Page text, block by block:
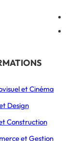
Éducation
et Cinéma
Design
Construction
et Gestion
ARTICLES